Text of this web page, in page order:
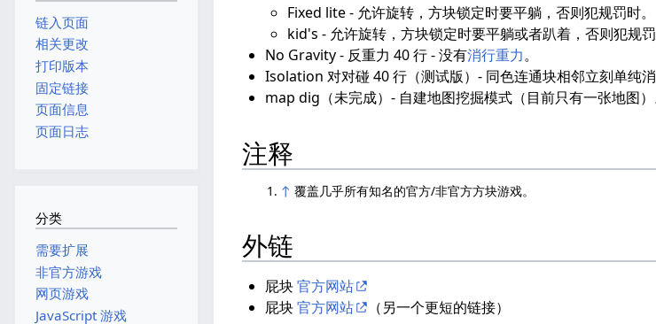
Fixed lite - 允许旋转，方块锁定时要平躺，否则犯规罚时。
kid's - 允许旋转，方块锁定时要平躺或者趴着，否则犯规罚
No Gravity - 反重力 40 行 - 没有消行重力。
Isolation 对对碰 40 行（测试版）- 同色连通块相邻立刻单纯
map dig（未完成）- 自建地图挖掘模式（目前只有一张地图）
注释
↑ 覆盖几乎所有知名的官方/非官方方块游戏。
外链
屁块官方网站
屁块官方网站
（另一个更短的链接）
链入页面
相关更改
打印版本
固定链接
页面信息
页面日志
分类
需要扩展
非官方游戏
网页游戏
JavaScript 游戏